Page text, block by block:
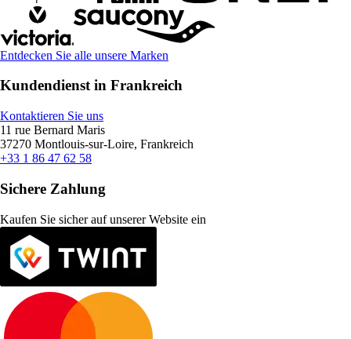
Entdecken Sie alle unsere Marken
Kundendienst in Frankreich
Kontaktieren Sie uns
11 rue Bernard Maris
37270 Montlouis-sur-Loire, Frankreich
+33 1 86 47 62 58
Sichere Zahlung
Kaufen Sie sicher auf unserer Website ein